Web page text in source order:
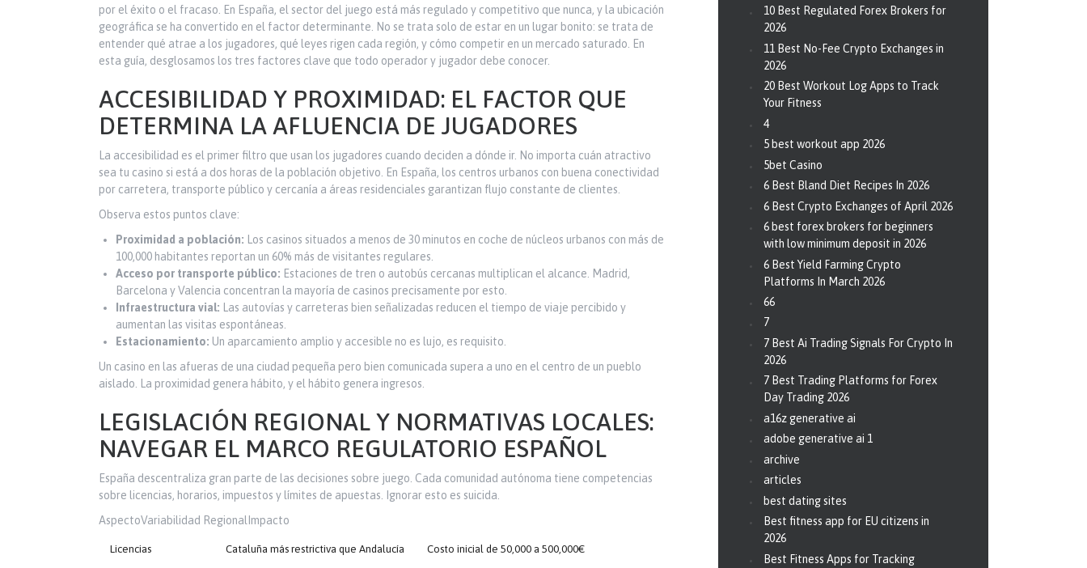
por el éxito o el fracaso. En España, el sector del juego está más regulado y competitivo que nunca, y la ubicación
geográfica se ha convertido en el factor determinante. No se trata solo de estar en un lugar bonito: se trata de
entender qué atrae a los jugadores, qué leyes rigen cada región, y cómo competir en un mercado saturado. En
esta guía, desglosamos los tres factores clave que todo operador y jugador debe conocer.
ACCESIBILIDAD Y PROXIMIDAD: EL FACTOR QUE
DETERMINA LA AFLUENCIA DE JUGADORES
La accesibilidad es el primer filtro que usan los jugadores cuando deciden a dónde ir. No importa cuán atractivo
sea tu casino si está a dos horas de la población objetivo. En España, los centros urbanos con buena conectividad
por carretera, transporte público y cercanía a áreas residenciales garantizan flujo constante de clientes.
Observa estos puntos clave:
Proximidad a población: Los casinos situados a menos de 30 minutos en coche de núcleos urbanos con más de
100,000 habitantes reportan un 60% más de visitantes regulares.
Acceso por transporte público: Estaciones de tren o autobús cercanas multiplican el alcance. Madrid,
Barcelona y Valencia concentran la mayoría de casinos precisamente por esto.
Infraestructura vial: Las autovías y carreteras bien señalizadas reducen el tiempo de viaje percibido y
aumentan las visitas espontáneas.
Estacionamiento: Un aparcamiento amplio y accesible no es lujo, es requisito.
Un casino en las afueras de una ciudad pequeña pero bien comunicada supera a uno en el centro de un pueblo
aislado. La proximidad genera hábito, y el hábito genera ingresos.
LEGISLACIÓN REGIONAL Y NORMATIVAS LOCALES:
NAVEGAR EL MARCO REGULATORIO ESPAÑOL
España descentraliza gran parte de las decisiones sobre juego. Cada comunidad autónoma tiene competencias
sobre licencias, horarios, impuestos y límites de apuestas. Ignorar esto es suicida.
AspectoVariabilidad RegionalImpacto
Licencias Cataluña más restrictiva que Andalucía Costo inicial de 50,000 a 500,000€
10 Best Regulated Forex Brokers for
2026
11 Best No-Fee Crypto Exchanges in
2026
20 Best Workout Log Apps to Track
Your Fitness
4
5 best workout app 2026
5bet Casino
6 Best Bland Diet Recipes In 2026
6 Best Crypto Exchanges of April 2026
6 best forex brokers for beginners
with low minimum deposit in 2026
6 Best Yield Farming Crypto
Platforms In March 2026
66
7
7 Best Ai Trading Signals For Crypto In
2026
7 Best Trading Platforms for Forex
Day Trading 2026
a16z generative ai
adobe generative ai 1
archive
articles
best dating sites
Best fitness app for EU citizens in
2026
Best Fitness Apps for Tracking